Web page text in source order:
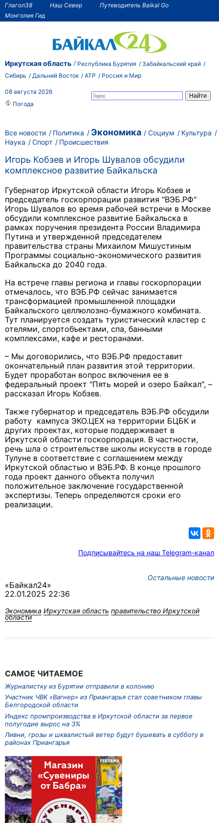
Глагол38 Наш Север
Путеводитель Baikal Go
Монголия Гид
Иркутская область Республика Бурятия
Забайкальский край
Сибирь
Дальний Восток АТР Россия и Мир
08 августа 2026
Погода
Все новости Политика Экономика Социум
Культура
Наука
Спорт Происшествия
Игорь Кобзев и Игорь Шувалов обсудили
комплексное развитие Байкальска
Губернатор Иркутской области Игорь Кобзев и
председатель госкорпорации развития "ВЭБ.РФ"
Игорь Шувалов во время рабочей встречи в Москве
обсудили комплексное развитие Байкальска в
рамках поручения президента России Владимира
Путина и утвержденной председателем
правительства страны Михаилом Мишустиным
Программы социально-экономического развития
Байкальска до 2040 года.
На встрече главы региона и главы госкорпорации
отмечалось, что ВЭБ.РФ сейчас занимается
трансформацией промышленной площадки
Байкальского целлюлозно-бумажного комбината.
Тут планируется создать туристический кластер с
отелями, спортобъектами, спа, банными
комплексами, кафе и ресторанами.
– Мы договорились, что ВЭБ.РФ предоставит
окончательный план развития этой территории.
Будет проработан вопрос включения ее в
федеральный проект "Пять морей и озеро Байкал", –
рассказал Игорь Кобзев.
Также губернатор и председатель ВЭБ.РФ обсудили
работу кампуса ЭКО.ЦЕХ на территории БЦБК и
других проектах, которые поддерживает в
Иркутской области госкорпорация. В частности,
речь шла о строительстве школы искусств в городе
Тулуне в соответствие с соглашением между
Иркутской областью и ВЭБ.РФ. В конце прошлого
года проект данного объекта получил
положительное заключение государственной
экспертизы. Теперь определяются сроки его
реализации.
Подписывайтесь на наш Telegram-канал
Остальные новости
«Байкал24»
22.01.2025 22:36
Экономика Иркутская область правительство Иркутской
области
САМОЕ ЧИТАЕМОЕ
Журналистку из Бурятии отправили в колонию
Участник ЧВК «Вагнер» из Приангарья стал советником главы
Белгородской области
Индекс промпроизводства в Иркутской области за первое
полугодие вырос на 3%
Ливни, грозы и шквалистый ветер будут бушевать в субботу в
районах Приангарья